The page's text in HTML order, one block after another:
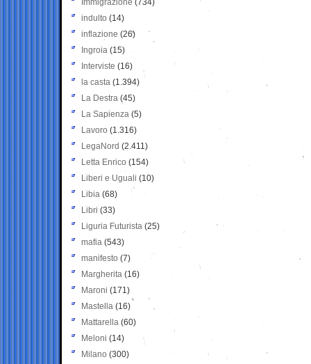
Immigrazione (734)
indulto (14)
inflazione (26)
Ingroia (15)
Interviste (16)
la casta (1.394)
La Destra (45)
La Sapienza (5)
Lavoro (1.316)
LegaNord (2.411)
Letta Enrico (154)
Liberi e Uguali (10)
Libia (68)
Libri (33)
Liguria Futurista (25)
mafia (543)
manifesto (7)
Margherita (16)
Maroni (171)
Mastella (16)
Mattarella (60)
Meloni (14)
Milano (300)